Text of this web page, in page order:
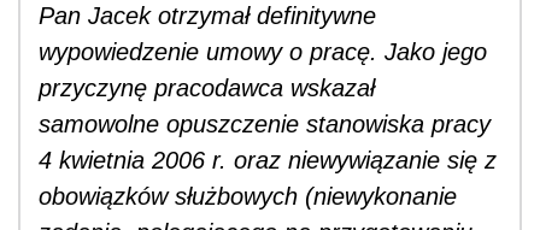
Pan Jacek otrzymał definitywne
wypowiedzenie umowy o pracę. Jako jego
przyczynę pracodawca wskazał
samowolne opuszczenie stanowiska pracy
4 kwietnia 2006 r. oraz niewywiązanie się z
obowiązków służbowych (niewykonanie